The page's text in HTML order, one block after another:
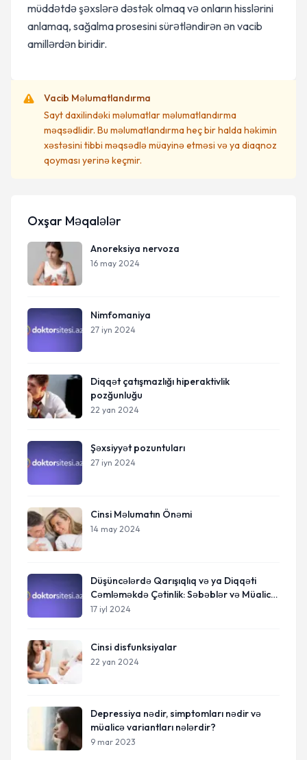
müddətdə şəxslərə dəstək olmaq və onların hisslərini
anlamaq, sağalma prosesini sürətləndirən ən vacib
amillərdən biridir.
Vacib Məlumatlandırma
Sayt daxilindəki məlumatlar məlumatlandırma
məqsədlidir. Bu məlumatlandırma heç bir halda həkimin
xəstəsini tibbi məqsədlə müayinə etməsi və ya diaqnoz
qoyması yerinə keçmir.
Oxşar Məqalələr
Anoreksiya nervoza
16 may 2024
Nimfomaniya
27 iyn 2024
Diqqət çatışmazlığı hiperaktivlik
pozğunluğu
22 yan 2024
Şəxsiyyət pozuntuları
27 iyn 2024
Cinsi Məlumatın Önəmi
14 may 2024
Düşüncələrdə Qarışıqlıq və ya Diqqəti
Cəmləməkdə Çətinlik: Səbəblər və Müalicə
Yolları
17 iyl 2024
Cinsi disfunksiyalar
22 yan 2024
Depressiya nədir, simptomları nədir və
müalicə variantları nələrdir?
9 mar 2023